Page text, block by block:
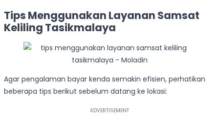
Tips Menggunakan Layanan Samsat
Keliling Tasikmalaya
Agar pengalaman bayar kenda semakin efisien, perhatikan
beberapa tips berikut sebelum datang ke lokasi: